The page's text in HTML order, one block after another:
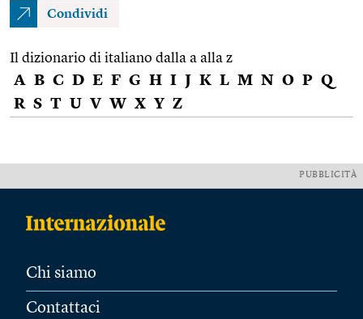
Condividi
Il dizionario di italiano dalla a alla z
A B C D E F G H I J K L M N O P Q
R S T U V W X Y Z
PUBBLICITÀ
Chi siamo
Contattaci